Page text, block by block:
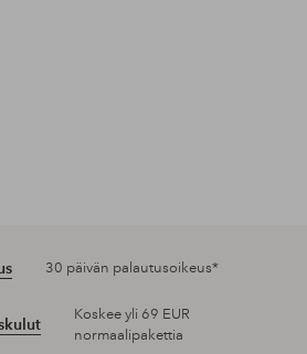
30 päivän palautusoikeus*
Koskee yli 69 EUR
normaalipakettia